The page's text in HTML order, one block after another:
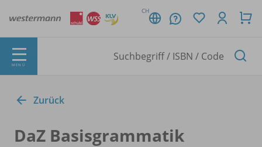
CH
MENÜ
Zurück
DaZ Basisgrammatik